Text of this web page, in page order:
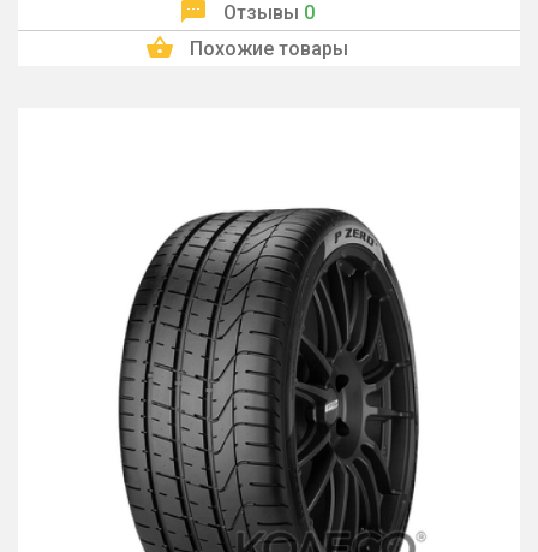
Отзывы 0
Похожие товары